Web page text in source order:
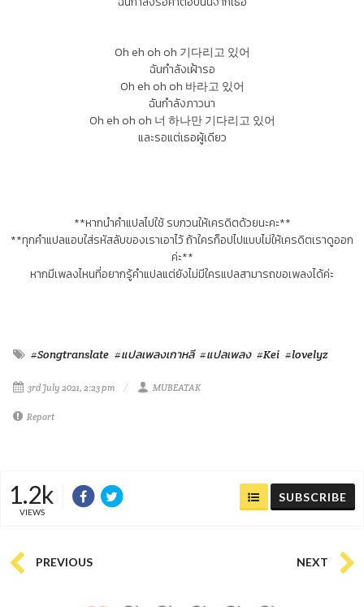
Oh eh oh oh 기다리고 있어
ฉันกำลังเฝ้ารอ
Oh eh oh oh 바라고 있어
ฉันกำลังภาวนา
Oh eh oh oh 너 하나만 기다리고 있어
และรอแต่เธอผู้เดียว
**หากนำคำแปลไปใช้ รบกวนให้เครดิตด้วยนะคะ**
**ทุกคำแปลแอบใส่รหัสลับของเราเอาไว้ ถ้าใครก็อปไปแบบไม่ให้เครดิตเราดูออก
ค่ะ**
หากมีเพลงไหนที่อยากรู้คำแปลแต่ยังไม่มีใครแปลสามารถขอเพลงได้ค่ะ
#Songtranslate #แปลเพลงเกาหลี #แปลเพลง #Kei #lovelyz
3rd July 2021, 2:23 pm MUBEATAK
Report
1.2k
VIEWS
SUBSCRIBE
PREVIOUS NEXT